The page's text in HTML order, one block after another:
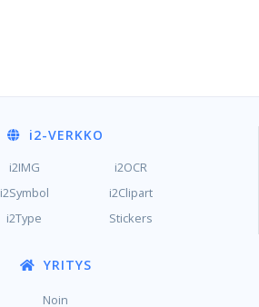
i2-VERKKO
i2IMG
i2OCR
i2Symbol
i2Clipart
i2Type Stickers
YRITYS
Noin